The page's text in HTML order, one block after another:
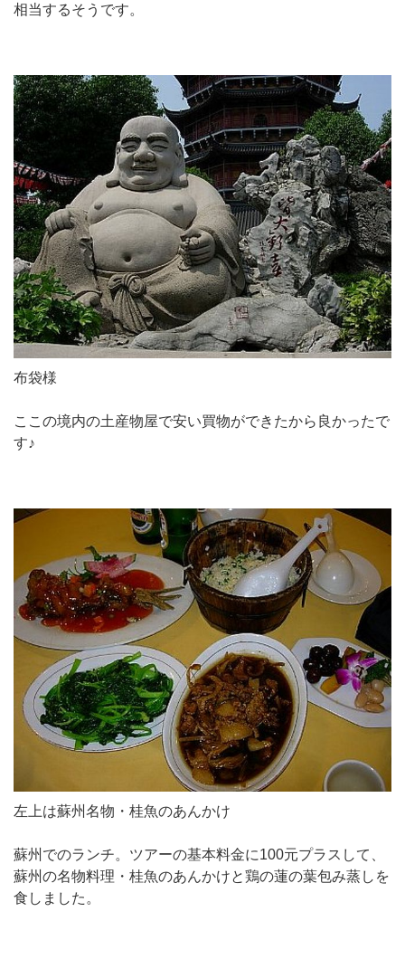
相当するそうです。
布袋様
ここの境内の土産物屋で安い買物ができたから良かったで
す♪
左上は蘇州名物・桂魚のあんかけ
蘇州でのランチ。ツアーの基本料金に100元プラスして、
蘇州の名物料理・桂魚のあんかけと鶏の蓮の葉包み蒸しを
食しました。